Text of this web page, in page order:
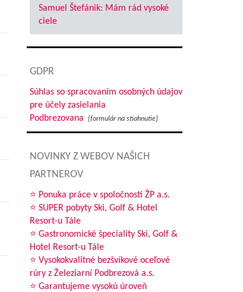
Samuel Štefánik: Mám rád vysoké
ciele
GDPR
Súhlas so spracovaním osobných údajov
pre účely zasielania
Podbrezovana
[formulár na stiahnutie]
NOVINKY Z WEBOV NAŠICH
PARTNEROV
⭐ Ponuka práce v spoločnosti ŽP a.s.
⭐ SUPER pobyty Ski, Golf & Hotel
Resort-u Tále
⭐ Gastronomické špeciality Ski, Golf &
Hotel Resort-u Tále
⭐ Vysokokvalitné bezšvíkové oceľové
rúry z Železiarní Podbrezová a.s.
⭐ Garantujeme vysokú úroveň